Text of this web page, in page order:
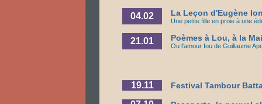
04.02 La Leçon d'Eugène
Une petite fille en proie à une
21.01 Poèmes à Lou, à la
Ou l'amour fou de Guillaume
19.11 Festival Tambour